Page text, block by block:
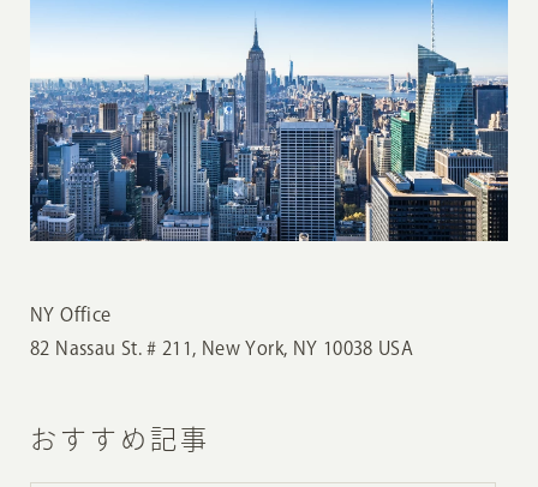
NY Office
82 Nassau St. # 211, New York, NY 10038 USA
おすすめ記事